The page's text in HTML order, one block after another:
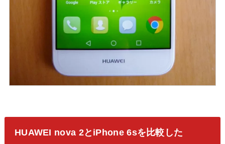
HUAWEI nova 2とiPhone 6sを比較した